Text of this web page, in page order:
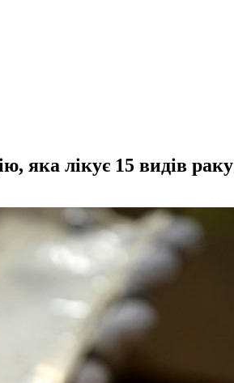
яка лікує 15 видів раку